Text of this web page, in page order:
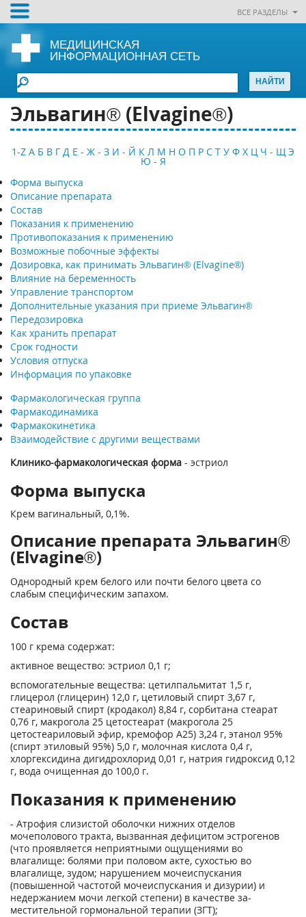
ВСЕ РАЗДЕЛЫ
МЕДИЦИНСКАЯ
ИНФОРМАЦИОННАЯ СЕТЬ
Эльвагин® (Elvagine®)
1-Z А Б В Г Д Е - Ж - З И - Й К Л М Н О П Р С Т У Ф Х Ц Ч - Щ Э
Ю - Я
Форма выпуска
Описание препарата
Состав
Показания к применению
Противопоказания к применению
Возможные побочные эффекты
Дозировка, как принимать Эльвагин® (Elvagine®)
Влияние на беременность
Управление транспортом
Дополнительные указания при приеме Эльвагин®
Передозировка
Как хранить препарат
Срок годности
Условия отпуска
Информация по упаковке
Фармакологическая группа
Фармакодинамика
Фармакокинетика
Взаимодействие с другими веществами
Клинико-фармакологическая форма - эстриол
Форма выпуска
Крем вагинальный, 0,1%.
Описание препарата Эльвагин®
(Elvagine®)
Однородный крем белого или почти белого цвета со
слабым специфическим запахом.
Состав
100 г крема содержат:
активное вещество: эстриол 0,1 г;
вспомогательные вещества: цетилпальмитат 1,5 г,
глицерол (глицерин) 12,0 г, цетиловый спирт 3,67 г,
стеариновый спирт (кродакол) 8,84 г, сорбитана стеарат
0,76 г, макрогола 25 цетостеарат (макрогола 25
цетостеариловый эфир, кремофор А25) 3,24 г, этанол 95%
(спирт этиловый 95%) 5,0 г, молочная кислота 0,4 г,
хлоргексидина дигидрохлорид 0,01 г, натрия гидроксид 0,12
г, вода очищенная до 100,0 г.
Показания к применению
- Атрофия слизистой оболочки нижних отделов
мочеполового тракта, вызванная дефици­том эстрогенов
(что проявляется неприятными ощущениями во
влагалище: болями при половом акте, сухостью во
влагалище, зудом; нарушением мочеиспускания
(повышенной частотой мочеиспускания и дизурии) и
недержанием мочи легкой степени) в качестве за­
местительной гормональной терапии (ЗГТ);